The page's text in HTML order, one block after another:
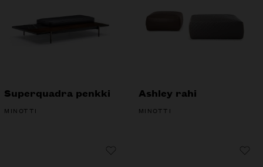
Superquadra penkki
MINOTTI
Ashley rahi
MINOTTI